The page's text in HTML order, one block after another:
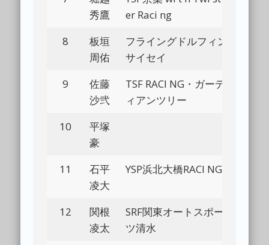
秀鷹
er Raci ng
8
板垣
周佑
フライングドルフィン
サイセイ
9
佐藤
沙弐
TSF RACI NG・ガーデ
ィアンツリー
10
平塚
豪
11
石平
凌大
YSP浜北大橋RACI NG
12
関根
凌太
SRF関東オートスポー
ツ清水